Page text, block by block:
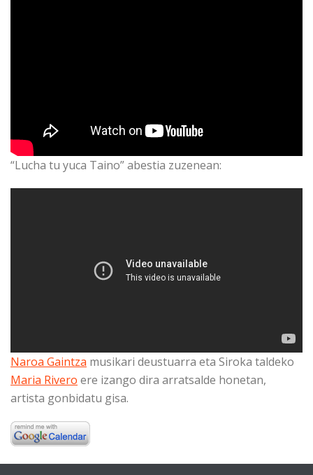
“Lucha tu yuca Taino” abestia zuzenean:
Naroa Gaintza musikari deustuarra eta Siroka taldeko
Maria Rivero ere izango dira arratsalde honetan,
artista gonbidatu gisa.